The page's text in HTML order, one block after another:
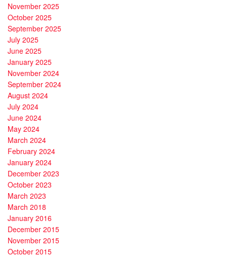
November 2025
October 2025
September 2025
July 2025
June 2025
January 2025
November 2024
September 2024
August 2024
July 2024
June 2024
May 2024
March 2024
February 2024
January 2024
December 2023
October 2023
March 2023
March 2018
January 2016
December 2015
November 2015
October 2015